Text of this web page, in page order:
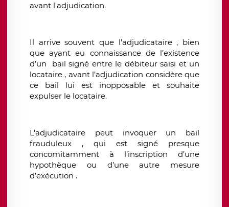
avant l'adjudication.
Il arrive souvent que l’adjudicataire , bien
que ayant eu connaissance de l’existence
d’un bail signé entre le débiteur saisi et un
locataire , avant l’adjudication considère que
ce bail lui est inopposable et souhaite
expulser le locataire.
L’adjudicataire peut invoquer un bail
frauduleux , qui est signé presque
concomitamment à l’inscription d’une
hypothèque ou d’une autre mesure
d’exécution .